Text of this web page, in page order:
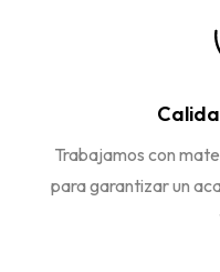
Trabajamos con
para garantizar un